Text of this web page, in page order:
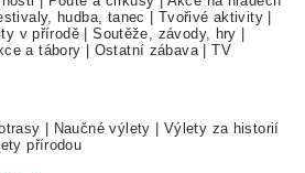
hudba, tanec | Tvořivé aktivity |
v přírodě |Soutěže, závody, hry |
a tábory | Ostatní zábava |TV
| Naučné výlety | Výlety za historií
přírodou